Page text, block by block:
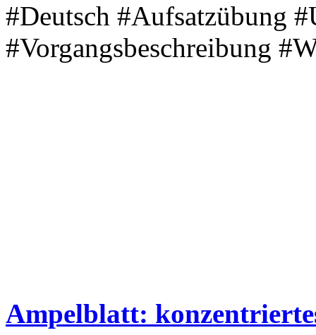
#Deutsch #Aufsatzübung
#Vorgangsbeschreibung
Ampelblatt: